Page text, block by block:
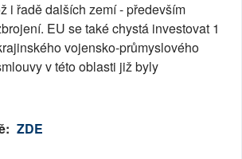
i řadě dalších zemí - především
EU se také chystá investovat 1
vojensko-průmyslového
v této oblasti již byly
ZDE